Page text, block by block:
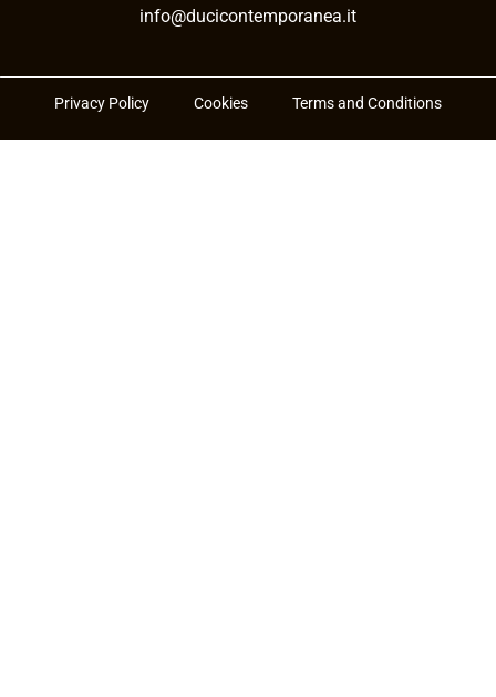
info@ducicontemporanea.it
Privacy Policy Cookies Terms and Conditions